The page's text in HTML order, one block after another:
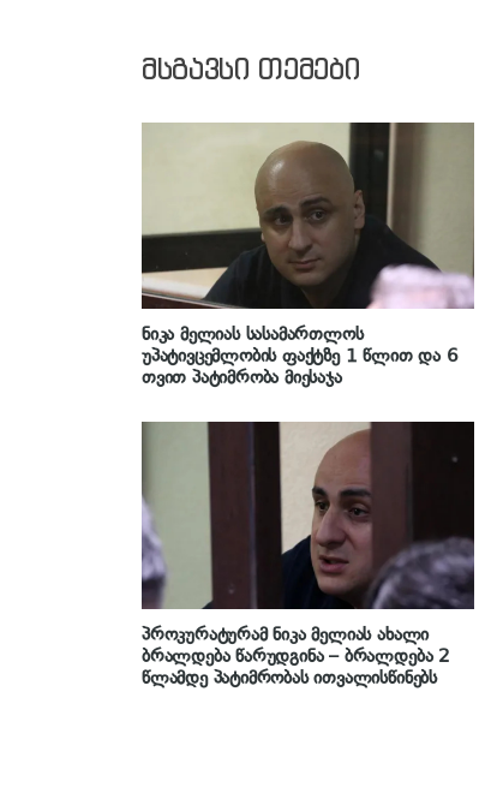
მსგავსი თემები
ნიკა მელიას სასამართლოს
უპატივცემლობის ფაქტზე 1 წლით და 6
თვით პატიმრობა მიესაჯა
პროკურატურამ ნიკა მელიას ახალი
ბრალდება წარუდგინა – ბრალდება 2
წლამდე პატიმრობას ითვალისწინებს